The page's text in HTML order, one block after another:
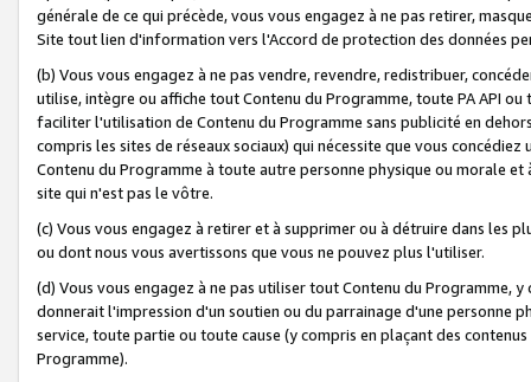
générale de ce qui précède, vous vous engagez à ne pas retirer,
Site tout lien d'information vers l'Accord de protection des données
(b) Vous vous engagez à ne pas vendre, revendre, redistribuer,
utilise, intègre ou affiche tout Contenu du Programme, toute PA API
faciliter l'utilisation de Contenu du Programme sans publicité en
compris les sites de réseaux sociaux) qui nécessite que vous
Contenu du Programme à toute autre personne physique ou morale
site qui n'est pas le vôtre.
(c) Vous vous engagez à retirer et à supprimer ou à détruire dans les
ou dont nous vous avertissons que vous ne pouvez plus l'utiliser.
(d) Vous vous engagez à ne pas utiliser tout Contenu du Programme,
donnerait l'impression d'un soutien ou du parrainage d'une personne
service, toute partie ou toute cause (y compris en plaçant des
Programme).